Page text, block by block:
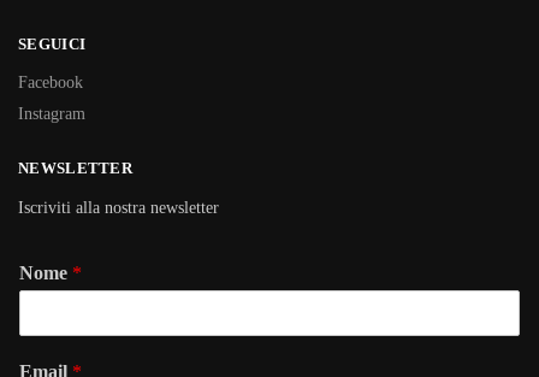
SEGUICI
Facebook
Instagram
NEWSLETTER
Iscriviti alla nostra newsletter
Nome *
Email *